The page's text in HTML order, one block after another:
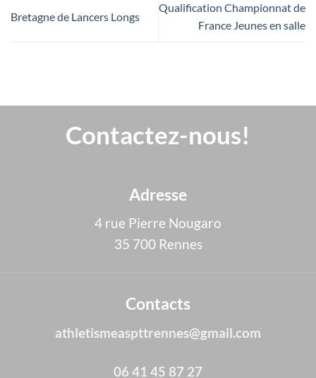
Bretagne de Lancers Longs
Qualification Championnat de
France Jeunes en salle
Contactez-nous!
Adresse
4 rue Pierre Nougaro
35 700 Rennes
Contacts
athletismeaspttrennes@gmail.com
06 41 45 87 27